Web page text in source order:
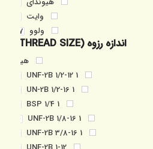
وایت
ولوو 17
اندازه رزوه (THREAD SIZE)
هیچ
1 1/2-12 UNF-2B
1 1/2-16 UN-2B
1 1/4 BSP
1 1/8-16 UNF-2B
4
1 3/8-16 UNF-2B